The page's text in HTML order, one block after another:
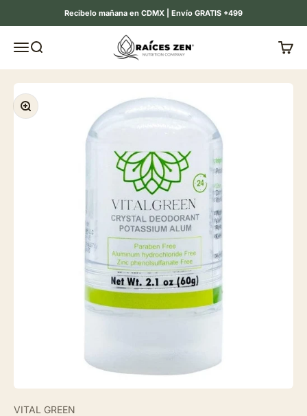
Recibelo mañana en CDMX | Envío GRATIS +499
MenúBuscar Raíces Zen Carrito
Zoom
VITAL GREEN